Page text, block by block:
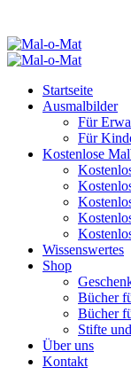
Startseite
Ausmalbilder
Für
Für
Kostenlose
Wissenswertes
Shop
Bücher
Bücher
Stifte
Über uns
Kontakt